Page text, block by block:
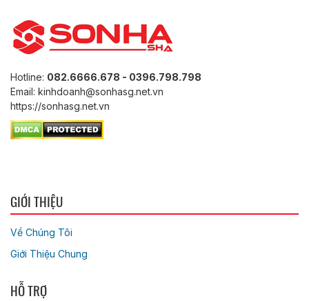
Hotline: 082.6666.678 - 0396.798.798
Email: kinhdoanh@sonhasg.net.vn
https://sonhasg.net.vn
GIỚI THIỆU
Về Chúng Tôi
Giới Thiệu Chung
HỖ TRỢ